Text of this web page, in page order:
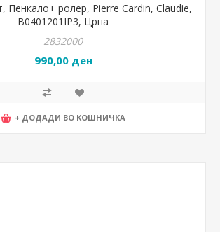
Пенкало+ ролер, Pierre Cardin, Claudie,
B0401201IP3, Црна
2832000
990,00 ден
+ ДОДАДИ ВО КОШНИЧКА